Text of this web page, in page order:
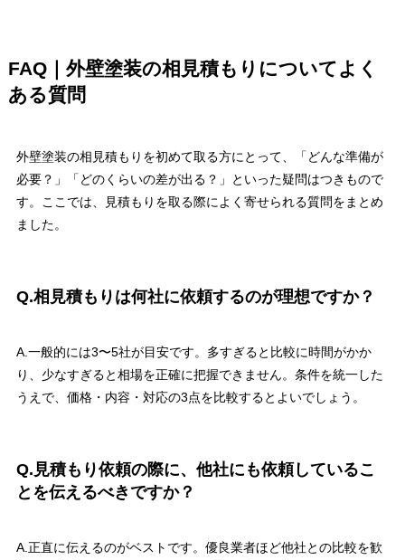
FAQ｜外壁塗装の相見積もりについてよく
ある質問
外壁塗装の相見積もりを初めて取る方にとって、「どんな準備が
必要？」「どのくらいの差が出る？」といった疑問はつきもので
す。ここでは、見積もりを取る際によく寄せられる質問をまとめ
ました。
Q.相見積もりは何社に依頼するのが理想ですか？
A.一般的には3〜5社が目安です。多すぎると比較に時間がかか
り、少なすぎると相場を正確に把握できません。条件を統一した
うえで、価格・内容・対応の3点を比較するとよいでしょう。
Q.見積もり依頼の際に、他社にも依頼しているこ
とを伝えるべきですか？
A.正直に伝えるのがベストです。優良業者ほど他社との比較を歓